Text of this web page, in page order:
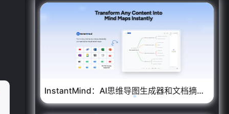
InstantMind：AI思维导图生成器和文档摘要工具